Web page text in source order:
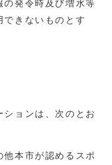
の発令時及び増水等
きないものとす
ョンは、次のとお
本市が認めるスポ